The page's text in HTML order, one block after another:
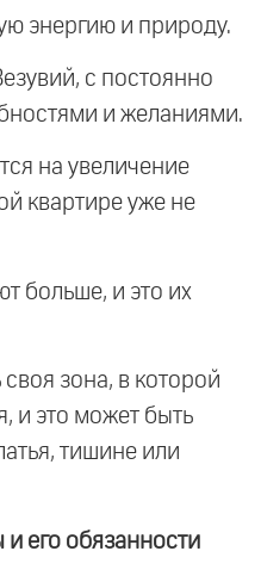
энергию и природу.
с постоянно
и желаниями.
на увеличение
квартире уже не
больше, и это их
зона, в которой
и это может быть
тишине или
его обязанности